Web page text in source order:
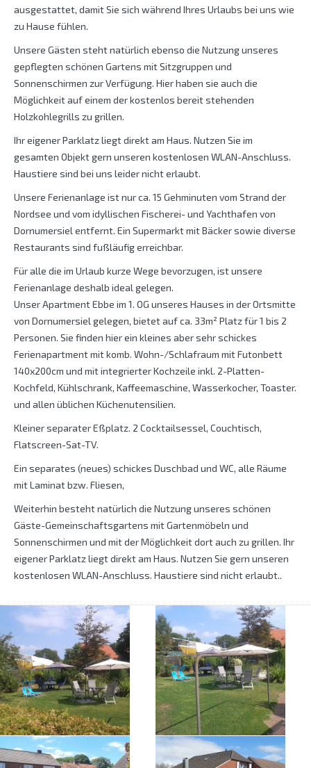
ausgestattet, damit Sie sich während Ihres Urlaubs bei uns wie
zu Hause fühlen.
Unsere Gästen steht natürlich ebenso die Nutzung unseres
gepflegten schönen Gartens mit Sitzgruppen und
Sonnenschirmen zur Verfügung. Hier haben sie auch die
Möglichkeit auf einem der kostenlos bereit stehenden
Holzkohlegrills zu grillen.
Ihr eigener Parklatz liegt direkt am Haus. Nutzen Sie im
gesamten Objekt gern unseren kostenlosen WLAN-Anschluss.
Haustiere sind bei uns leider nicht erlaubt.
Unsere Ferienanlage ist nur ca. 15 Gehminuten vom Strand der
Nordsee und vom idyllischen Fischerei- und Yachthafen von
Dornumersiel entfernt. Ein Supermarkt mit Bäcker sowie diverse
Restaurants sind fußläufig erreichbar.
Für alle die im Urlaub kurze Wege bevorzugen, ist unsere
Ferienanlage deshalb ideal gelegen.
Unser Apartment Ebbe im 1. OG unseres Hauses in der Ortsmitte
von Dornumersiel gelegen, bietet auf ca. 33m² Platz für 1 bis 2
Personen. Sie finden hier ein kleines aber sehr schickes
Ferienapartment mit komb. Wohn-/Schlafraum mit Futonbett
140x200cm und mit integrierter Kochzeile inkl. 2-Platten-
Kochfeld, Kühlschrank, Kaffeemaschine, Wasserkocher, Toaster.
und allen üblichen Küchenutensilien.
Kleiner separater Eßplatz. 2 Cocktailsessel, Couchtisch,
Flatscreen-Sat-TV.
Ein separates (neues) schickes Duschbad und WC, alle Räume
mit Laminat bzw. Fliesen,
Weiterhin besteht natürlich die Nutzung unseres schönen
Gäste-Gemeinschaftsgartens mit Gartenmöbeln und
Sonnenschirmen und mit der Möglichkeit dort auch zu grillen. Ihr
eigener Parklatz liegt direkt am Haus. Nutzen Sie gern unseren
kostenlosen WLAN-Anschluss. Haustiere sind nicht erlaubt..